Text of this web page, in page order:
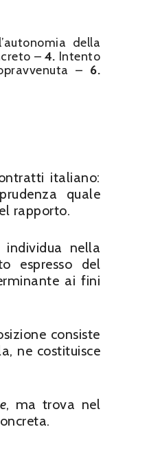
della
– 4. Intento
– 6.
italiano:
quale
rapporto.
nella
espresso del
ai fini
consiste
ne costituisce
, ma trova nel